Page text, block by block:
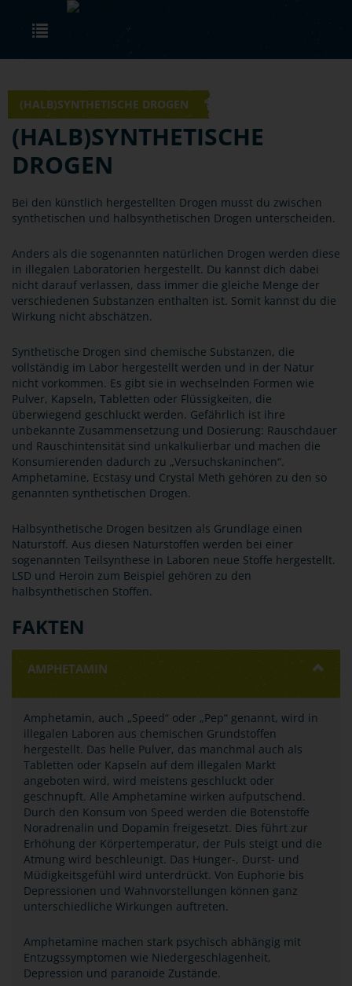
Skip to main content
(HALB)SYNTHETISCHE DROGEN
© Canva
(HALB)SYNTHETISCHE
DROGEN
Bei den künstlich hergestellten Drogen musst du zwischen
synthetischen und halbsynthetischen Drogen unterscheiden.
Anders als die sogenannten natürlichen Drogen werden diese
in illegalen Laboratorien hergestellt. Du kannst dich dabei
nicht darauf verlassen, dass immer die gleiche Menge der
verschiedenen Substanzen enthalten ist. Somit kannst du die
Wirkung nicht abschätzen.
Synthetische Drogen sind chemische Substanzen, die
vollständig im Labor hergestellt werden und in der Natur
nicht vorkommen. Es gibt sie in wechselnden Formen wie
Pulver, Kapseln, Tabletten oder Flüssigkeiten, die
überwiegend geschluckt werden. Gefährlich ist ihre
unbekannte Zusammensetzung und Dosierung: Rauschdauer
und Rauschintensität sind unkalkulierbar und machen die
Konsumierenden dadurch zu „Versuchskaninchen“.
Amphetamine, Ecstasy und Crystal Meth gehören zu den so
genannten synthetischen Drogen.
Halbsynthetische Drogen besitzen als Grundlage einen
Naturstoff. Aus diesen Naturstoffen werden bei einer
sogenannten Teilsynthese in Laboren neue Stoffe hergestellt.
LSD und Heroin zum Beispiel gehören zu den
halbsynthetischen Stoffen.
FAKTEN
AMPHETAMIN
Amphetamin, auch „Speed“ oder „Pep“ genannt, wird in
illegalen Laboren aus chemischen Grundstoffen
hergestellt. Das helle Pulver, das manchmal auch als
Tabletten oder Kapseln auf dem illegalen Markt
angeboten wird, wird meistens geschluckt oder
geschnupft. Alle Amphetamine wirken aufputschend.
Durch den Konsum von Speed werden die Botenstoffe
Noradrenalin und Dopamin freigesetzt. Dies führt zur
Erhöhung der Körpertemperatur, der Puls steigt und die
Atmung wird beschleunigt. Das Hunger-, Durst- und
Müdigkeitsgefühl wird unterdrückt. Von Euphorie bis
Depressionen und Wahnvorstellungen können ganz
unterschiedliche Wirkungen auftreten.
Amphetamine machen stark psychisch abhängig mit
Entzugssymptomen wie Niedergeschlagenheit,
Depression und paranoide Zustände.